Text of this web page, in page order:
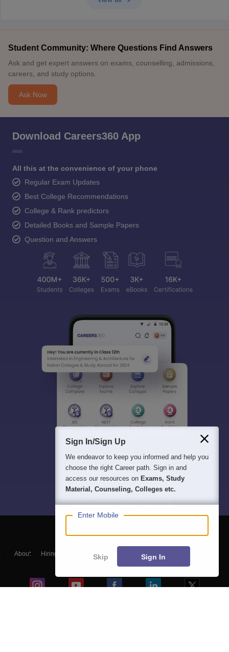
Student Community: Where Questions Find Answers
Ask and get expert answers on exams, counselling, admissions,
careers, and study options.
Ask Now
Download Careers360 App
All this at the convenience of your phone
Regular Exam Updates
Best College Recommendations
College & Rank predictors
Detailed Books and Sample Papers
Question and Answers
About Hiring Magazine हिंदी न्यूज़
Sign In/Sign Up
We endeavor to keep you informed and help you
choose the right Career path. Sign in and
access our resources on Exams, Study
Material, Counseling, Colleges etc.
Enter Mobile
Skip Sign In